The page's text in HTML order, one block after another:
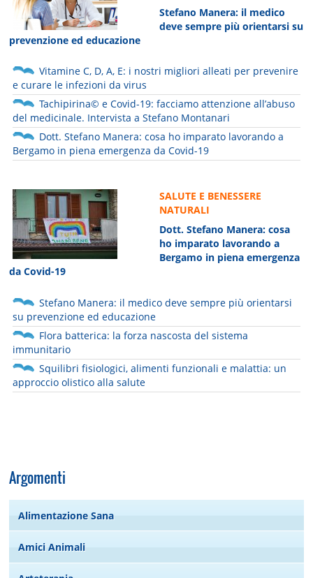
Stefano Manera: il medico
deve sempre più orientarsi su
prevenzione ed educazione
Vitamine C, D, A, E: i nostri migliori alleati per prevenire
e curare le infezioni da virus
Tachipirina© e Covid-19: facciamo attenzione all’abuso
del medicinale. Intervista a Stefano Montanari
Dott. Stefano Manera: cosa ho imparato lavorando a
Bergamo in piena emergenza da Covid-19
SALUTE E BENESSERE
NATURALI
Dott. Stefano Manera: cosa
ho imparato lavorando a
Bergamo in piena emergenza
da Covid-19
Stefano Manera: il medico deve sempre più orientarsi
su prevenzione ed educazione
Flora batterica: la forza nascosta del sistema
immunitario
Squilibri fisiologici, alimenti funzionali e malattia: un
approccio olistico alla salute
Argomenti
Alimentazione Sana
Amici Animali